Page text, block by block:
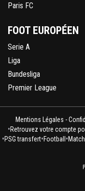
Paris FC
FOOT EUROPÉEN
Serie A
Liga
Bundesliga
Premier League
Mentions Légales -
•Retrouvez votre compte
•PSG transfert•Football •